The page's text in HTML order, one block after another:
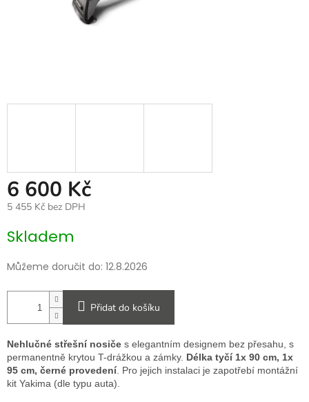
6 600 Kč
5 455 Kč bez DPH
cena:
Skladem
Můžeme doručit do: 12.8.2026
Přidat do košíku
Nehlučné střešní nosiče s elegantním designem bez přesahu, s
permanentně krytou T-drážkou a zámky. Délka tyčí 1x 90 cm, 1x
95 cm, černé provedení. Pro jejich instalaci je zapotřebí montážní
kit Yakima (dle typu auta).